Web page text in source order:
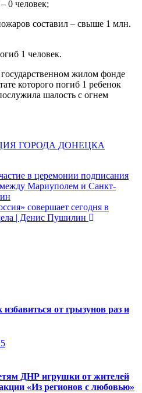
0 человек;
составил – свыше 1 млн.
1 человек.
жилом фонде
которого погиб 1 ребенок
шалость с огнем
ГОРОДА ДОНЕЦКА
в церемонии подписания
между Мариуполем и Санкт-
совершает сегодня в
| Денис Пушилин
от грызунов раз и
ДНР игрушки от жителей
«Из регионов с любовью»